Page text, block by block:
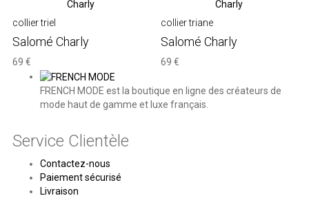
collier triel
Salomé Charly
69 €
collier triane
Salomé Charly
69 €
FRENCH MODE est la boutique en ligne des créateurs de
mode haut de gamme et luxe français.
Service Clientèle
Contactez-nous
Paiement sécurisé
Livraison